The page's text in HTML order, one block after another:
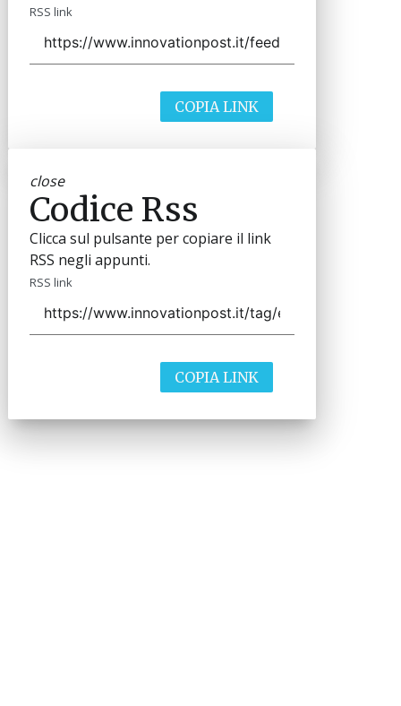
RSS link
COPIA LINK
close
Codice Rss
Clicca sul pulsante per copiare il link
RSS negli appunti.
RSS link
COPIA LINK